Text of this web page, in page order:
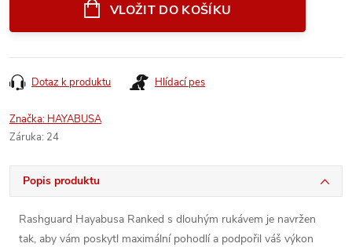
VLOŽIT DO KOŠÍKU
Dotaz k produktu Hlídací pes
Značka: HAYABUSA
Záruka: 24
Popis produktu
Rashguard Hayabusa Ranked s dlouhým rukávem je navržen
tak, aby vám poskytl maximální pohodlí a podpořil váš výkon